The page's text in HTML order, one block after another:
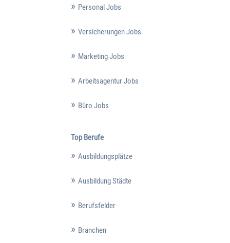
Personal Jobs
Versicherungen Jobs
Marketing Jobs
Arbeitsagentur Jobs
Büro Jobs
Top Berufe
Ausbildungsplätze
Ausbildung Städte
Berufsfelder
Branchen